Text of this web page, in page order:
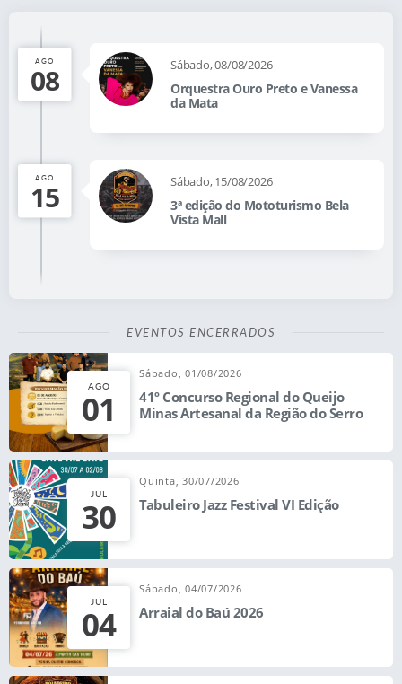
AGO
08 Sábado, 08/08/2026
Orquestra Ouro Preto e Vanessa
da Mata
AGO
15 Sábado, 15/08/2026
3ª edição do Mototurismo Bela
Vista Mall
EVENTOS ENCERRADOS
AGO
01
Sábado, 01/08/2026
41º Concurso Regional do Queijo
Minas Artesanal da Região do Serro
JUL
30
Quinta, 30/07/2026
Tabuleiro Jazz Festival VI Edição
JUL
04
Sábado, 04/07/2026
Arraial do Baú 2026